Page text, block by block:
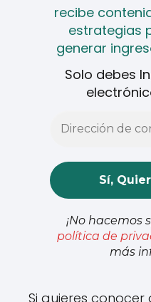
recibe
estrategias
generar
Solo debes
¡No hacemos
política de
más
Si quieres